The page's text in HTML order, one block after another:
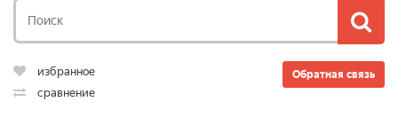
Обратная связь
избранное
сравнение